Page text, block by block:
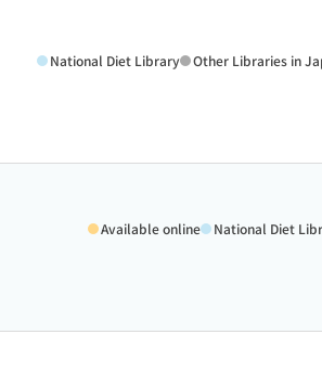
National Diet Library Other Libraries in
Available online National Diet